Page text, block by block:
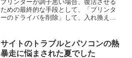
プリンターが調子悪い場合、復活させる
ための最終的な手段として、「プリンタ
ーのドライバを削除」して、入れ換える
ーのウィンドーを開いておきます。１）
入れ換えたいプリンター...
サイトのトラブルとパソコンの熱
暴走に悩まされた夏でした